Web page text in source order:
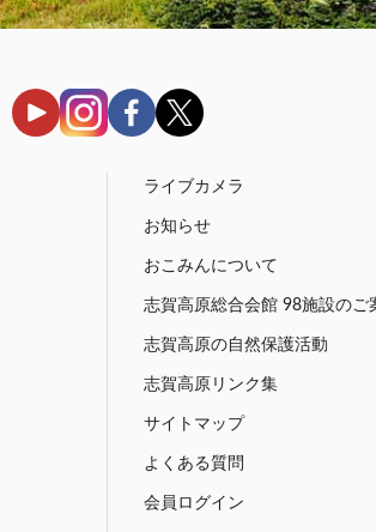
ライブカメラ
お知らせ
おこみんについて
志賀高原総合会館 98施設のご
志賀高原の自然保護活動
志賀高原リンク集
サイトマップ
よくある質問
会員ログイン